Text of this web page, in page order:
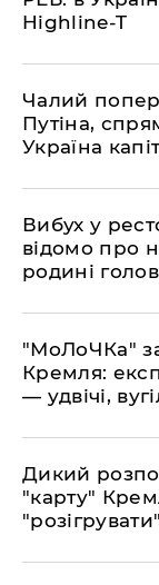
Highline-T
​Чалий
Путіна,
Україна
​Вибух у
відомо про
родині
​"МоЛоЧКа"
Кремля:
— удвічі,
​Дикий
"карту"
"розігрувати"